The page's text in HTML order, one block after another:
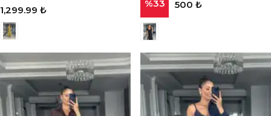
1,299.99 ₺
%33 500 ₺